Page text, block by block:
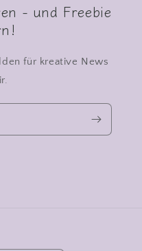
- und Freebie
für kreative News